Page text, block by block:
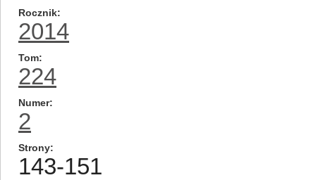
Rocznik
2014
Tom
224
Numer
2
Strony
143-151